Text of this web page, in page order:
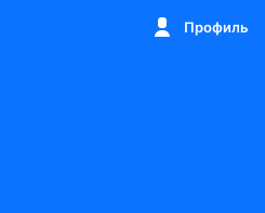
Профиль